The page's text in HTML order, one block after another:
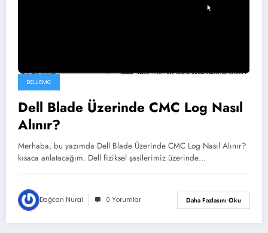
DELL EMC
Dell Blade Üzerinde CMC Log Nasıl
Alınır?
Merhaba, bu yazımda Dell Blade Üzerinde CMC Log Nasıl Alınır?
kısaca anlatacağım. Dell fiziksel şasilerimiz üzerinde…
Dağcan Nural 0 Yorumlar Daha Fazlasını Oku